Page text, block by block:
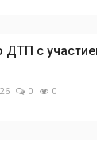
с
0 0